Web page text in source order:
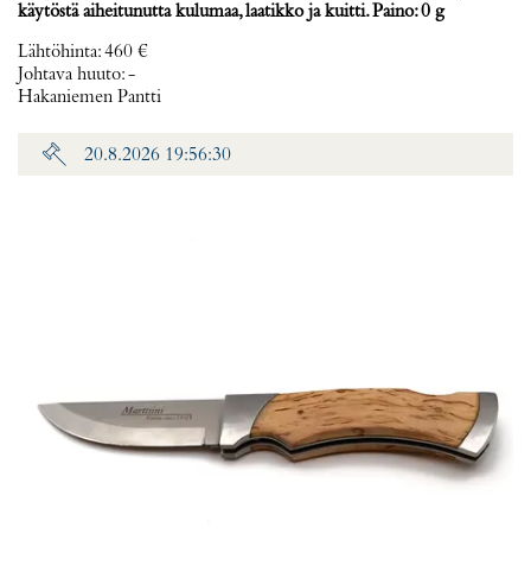
käytöstä aiheitunutta kulumaa, laatikko ja kuitti. Paino: 0 g
Lähtöhinta:460 €
Johtava huuto:-
Hakaniemen Pantti
20.8.2026 19:56:30